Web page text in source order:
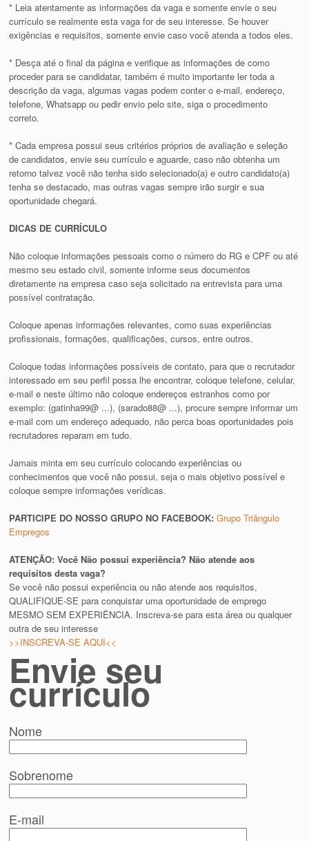
* Leia atentamente as informações da vaga e somente envie o seu
currículo se realmente esta vaga for de seu interesse. Se houver
exigências e requisitos, somente envie caso você atenda a todos eles.
* Desça até o final da página e verifique as informações de como
proceder para se candidatar, também é muito importante ler toda a
descrição da vaga, algumas vagas podem conter o e-mail, endereço,
telefone, Whatsapp ou pedir envio pelo site, siga o procedimento
correto.
* Cada empresa possui seus critérios próprios de avaliação e seleção
de candidatos, envie seu currículo e aguarde, caso não obtenha um
retorno talvez você não tenha sido selecionado(a) e outro candidato(a)
tenha se destacado, mas outras vagas sempre irão surgir e sua
oportunidade chegará.
DICAS DE CURRÍCULO
Não coloque informações pessoais como o número do RG e CPF ou até
mesmo seu estado civil, somente informe seus documentos
diretamente na empresa caso seja solicitado na entrevista para uma
possível contratação.
Coloque apenas informações relevantes, como suas experiências
profissionais, formações, qualificações, cursos, entre outros.
Coloque todas informações possíveis de contato, para que o recrutador
interessado em seu perfil possa lhe encontrar, coloque telefone, celular,
e-mail e neste último não coloque endereços estranhos como por
exemplo: (gatinha99@ ...), (sarado88@ ...), procure sempre informar um
e-mail com um endereço adequado, não perca boas oportunidades pois
recrutadores reparam em tudo.
Jamais minta em seu currículo colocando experiências ou
conhecimentos que você não possui, seja o mais objetivo possível e
coloque sempre informações verídicas.
PARTICIPE DO NOSSO GRUPO NO FACEBOOK:Grupo Triângulo
Empregos
ATENÇÃO: Você Não possui experiência? Não atende aos
requisitos desta vaga?
Se você não possui experiência ou não atende aos requisitos,
QUALIFIQUE-SE para conquistar uma oportunidade de emprego
MESMO SEM EXPERIÊNCIA. Inscreva-se para esta área ou qualquer
outra de seu interesse
>>INSCREVA-SE AQUI<<
Envie seu
currículo
Nome
Sobrenome
E-mail